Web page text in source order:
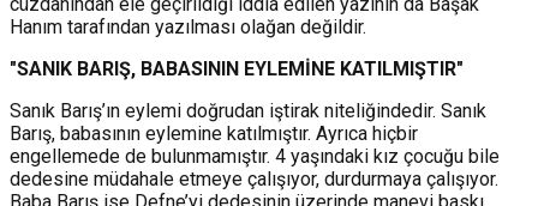
Hanım tarafından yazılması olağan değildir.
"SANIK BARIŞ, BABASININ EYLEMİNE KATILMIŞTIR"
Sanık Barış’ın eylemi doğrudan iştirak niteliğindedir. Sanık
Barış, babasının eylemine katılmıştır. Ayrıca hiçbir
engellemede de bulunmamıştır. 4 yaşındaki kız çocuğu bile
dedesine müdahale etmeye çalışıyor, durdurmaya çalışıyor.